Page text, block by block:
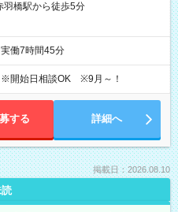
羽橋駅から徒歩5分
働7時間45分
開始日相談OK ※9月～！
する 詳細へ
掲載日：2026.08.10